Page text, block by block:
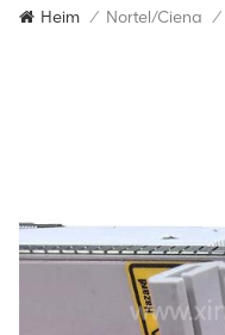
Heim / Nortel/Ciena /